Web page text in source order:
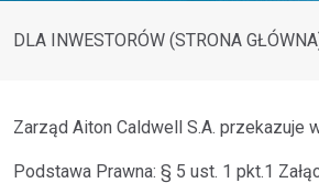
DLA INWESTORÓW (STRONA
Zarząd Aiton Caldwell S.A. przekazuje
Podstawa Prawna: § 5 ust. 1 pkt.1